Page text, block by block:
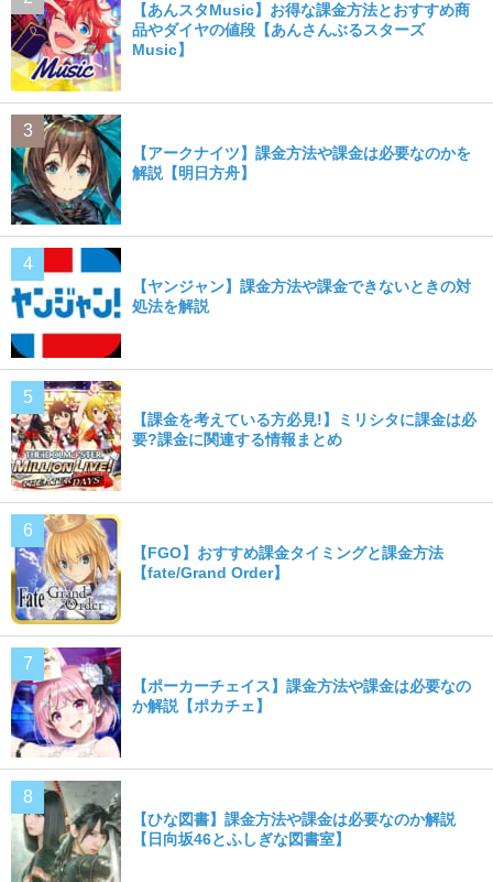
【あんスタMusic】お得な課金方法とおすすめ商
品やダイヤの値段【あんさんぶるスターズ
Music】
【アークナイツ】課金方法や課金は必要なのかを
解説【明日方舟】
【ヤンジャン】課金方法や課金できないときの対
処法を解説
【課金を考えている方必見!】ミリシタに課金は必
要?課金に関連する情報まとめ
【FGO】おすすめ課金タイミングと課金方法
【fate/Grand Order】
【ポーカーチェイス】課金方法や課金は必要なの
か解説【ポカチェ】
【ひな図書】課金方法や課金は必要なのか解説
【日向坂46とふしぎな図書室】